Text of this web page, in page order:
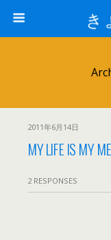
き
2011年6月14日
MY LIFE IS MY
2 RESPONSES